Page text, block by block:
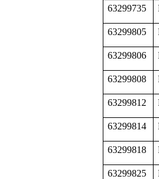
63299735
63299805
63299806
63299808
63299812
63299814
63299818
63299825